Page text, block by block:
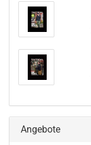
Angebote